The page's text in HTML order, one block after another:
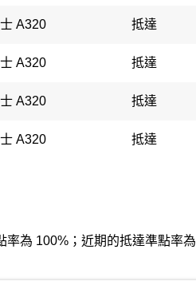
A320 抵達
A320 抵達
A320 抵達
A320 抵達
率為 100%；近期的抵達準點率為